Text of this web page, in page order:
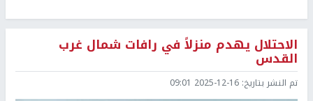
الاحتلال يهدم منزلاً في رافات شمال غرب
القدس
تم النشر بتاريخ: 2025-12-16 09:01